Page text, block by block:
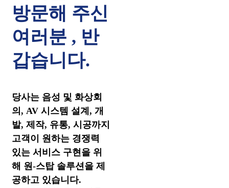
방문해 주신
여러분 , 반
갑습니다.
당사는 음성 및 화상회
의, AV 시스템 설계, 개
발, 제작, 유통, 시공까지
고객이 원하는 경쟁력
있는 서비스 구현을 위
해 원-스탑 솔루션을 제
공하고 있습니다.